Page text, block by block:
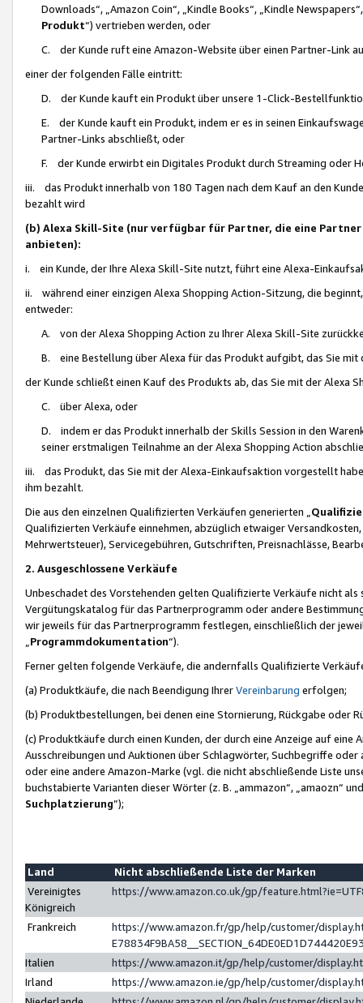
Downloads“, „Amazon Coin“, „Kindle Books“, „Kindle
Produkt“) vertrieben werden, oder
C. der Kunde ruft eine Amazon-Website über einen Partner-Link
einer der folgenden Fälle eintritt:
D. der Kunde kauft ein Produkt über unsere 1-Click-
E. der Kunde kauft ein Produkt, indem er es in seinen
Partner-Links abschließt, oder
F. der Kunde erwirbt ein Digitales Produkt durch Streaming oder
iii. das Produkt innerhalb von 180 Tagen nach dem Kauf an den
bezahlt wird
(b) Alexa Skill-Site (nur verfügbar für Partner, die eine
anbieten):
i. ein Kunde, der Ihre Alexa Skill-Site nutzt, führt eine Alexa-
ii. während einer einzigen Alexa Shopping Action-Sitzung, die
entweder:
A. von der Alexa Shopping Action zu Ihrer Alexa Skill-Site
B. eine Bestellung über Alexa für das Produkt aufgibt, das Sie mit
der Kunde schließt einen Kauf des Produkts ab, das Sie mit der Alexa
C. über Alexa, oder
D. indem er das Produkt innerhalb der Skills Session in den
seiner erstmaligen Teilnahme an der Alexa Shopping Action
iii. das Produkt, das Sie mit der Alexa-Einkaufsaktion vorgestellt
ihm bezahlt.
Die aus den einzelnen Qualifizierten Verkäufen generierten „
Qualifizierten Verkäufe einnehmen, abzüglich etwaiger
Mehrwertsteuer), Servicegebühren, Gutschriften, Preisnachlässe,
2. Ausgeschlossene Verkäufe
Unbeschadet des Vorstehenden gelten Qualifizierte Verkäufe nicht
Vergütungskatalog für das Partnerprogramm oder andere
wir jeweils für das Partnerprogramm festlegen, einschließlich der
Programmdokumentation“).
Ferner gelten folgende Verkäufe, die andernfalls Qualifizierte
(a) Produktkäufe, die nach Beendigung IhrerVereinbarung erfolgen;
(b) Produktbestellungen, bei denen eine Stornierung, Rückgabe oder
(c) Produktkäufe durch einen Kunden, der durch eine Anzeige auf
Ausschreibungen und Auktionen über Schlagwörter, Suchbegriffe
oder eine andere Amazon-Marke (vgl. die nicht abschließende Liste
buchstabierte Varianten dieser Wörter (z. B. „ammazon“, „amaozn“
Suchplatzierung”);
Land
Nicht abschließende Liste der Marken
Vereinigtes
Königreich
https://www.amazon.co.uk/gp/
Frankreich
https://www.amazon.fr/gp/help/customer/
Italien
https://www.amazon.it/gp/help/customer/
Irland
https://www.amazon.ie/gp/help/customer/